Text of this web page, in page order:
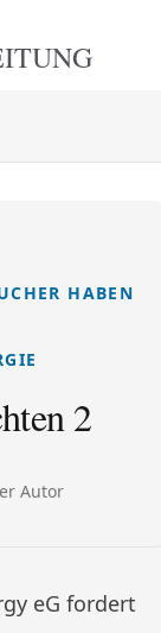
HABEN
2
Autor
eG fordert